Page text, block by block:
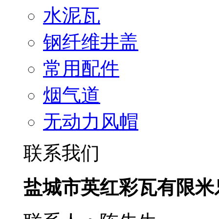
水泥瓦
钢纤维井盖
常用配件
烟气道
无动力风帽
联系我们
盐城市英红彩瓦有限